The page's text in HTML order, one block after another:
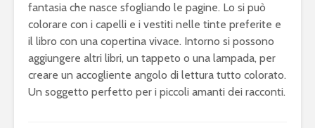
fantasia che nasce sfogliando le pagine. Lo si può
colorare con i capelli e i vestiti nelle tinte preferite e
il libro con una copertina vivace. Intorno si possono
aggiungere altri libri, un tappeto o una lampada, per
creare un accogliente angolo di lettura tutto colorato.
Un soggetto perfetto per i piccoli amanti dei racconti.